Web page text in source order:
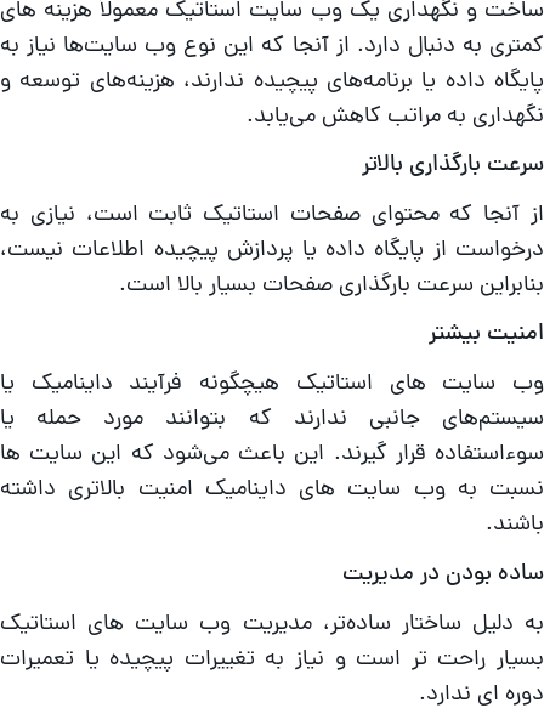
و نگهداری یک وب سایت استاتیک معمولاً هزینه‌ های
به دنبال دارد. از آنجا که این نوع وب سایت‌ها نیاز به
داده یا برنامه‌های پیچیده ندارند، هزینه‌های توسعه و
به مراتب کاهش می‌یابد.
بارگذاری بالاتر
آنجا که محتوای صفحات استاتیک ثابت است، نیازی به
از پایگاه داده یا پردازش پیچیده اطلاعات نیست،
سرعت بارگذاری صفحات بسیار بالا است.
بیشتر
سایت‌ های استاتیک هیچگونه فرآیند داینامیک یا
جانبی ندارند که بتوانند مورد حمله یا
قرار گیرند. این باعث می‌شود که این سایت‌ ها
به وب سایت‌ های داینامیک امنیت بالاتری داشته
بودن در مدیریت
دلیل ساختار ساده‌تر، مدیریت وب سایت‌ های استاتیک
راحت‌ تر است و نیاز به تغییرات پیچیده یا تعمیرات
ای ندارد.